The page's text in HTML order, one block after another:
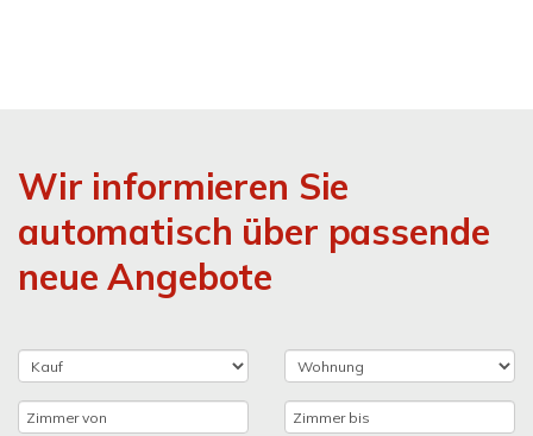
Wir informieren Sie
automatisch über passende
neue Angebote